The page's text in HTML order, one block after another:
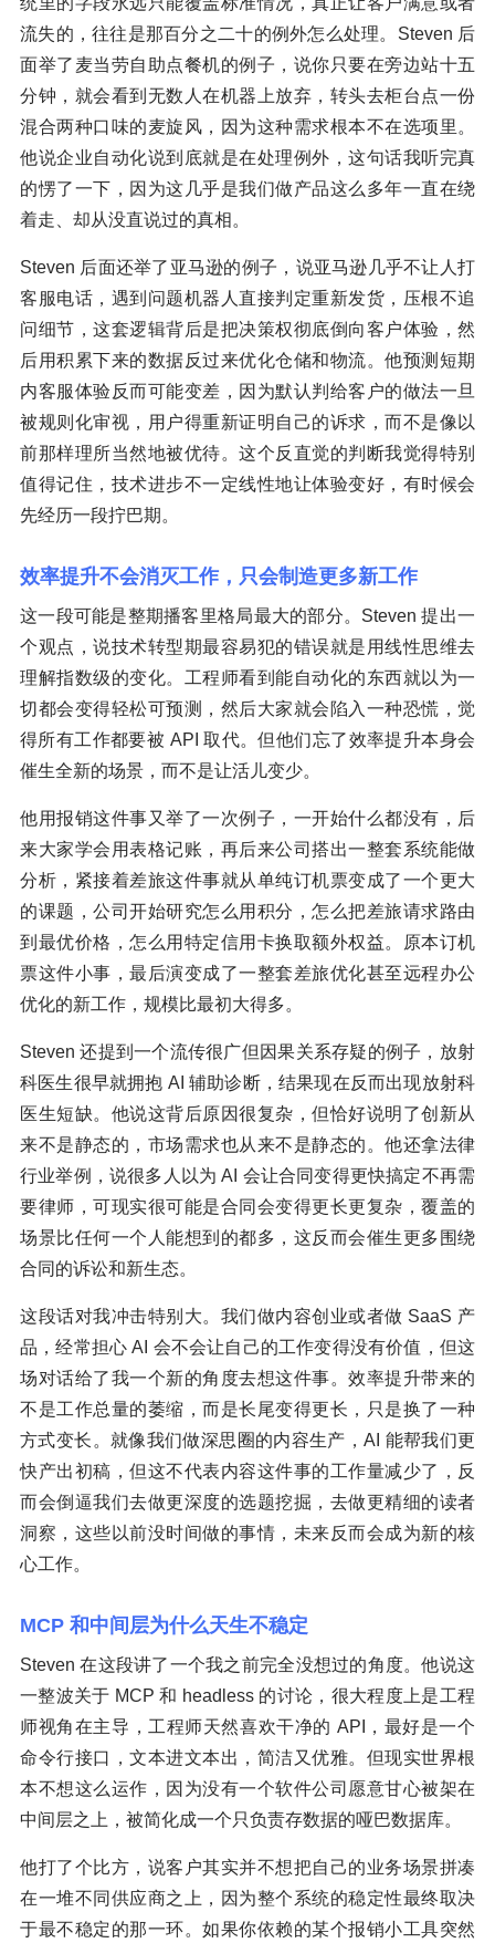
流失的，往往是那百分之二十的例外怎么处理。Steven 后
面举了麦当劳自助点餐机的例子，说你只要在旁边站十五
分钟，就会看到无数人在机器上放弃，转头去柜台点一份
混合两种口味的麦旋风，因为这种需求根本不在选项里。
他说企业自动化说到底就是在处理例外，这句话我听完真
的愣了一下，因为这几乎是我们做产品这么多年一直在绕
着走、却从没直说过的真相。
Steven 后面还举了亚马逊的例子，说亚马逊几乎不让人打
客服电话，遇到问题机器人直接判定重新发货，压根不追
问细节，这套逻辑背后是把决策权彻底倒向客户体验，然
后用积累下来的数据反过来优化仓储和物流。他预测短期
内客服体验反而可能变差，因为默认判给客户的做法一旦
被规则化审视，用户得重新证明自己的诉求，而不是像以
前那样理所当然地被优待。这个反直觉的判断我觉得特别
值得记住，技术进步不一定线性地让体验变好，有时候会
先经历一段拧巴期。
效率提升不会消灭工作，只会制造更多新工作
这一段可能是整期播客里格局最大的部分。Steven 提出一
个观点，说技术转型期最容易犯的错误就是用线性思维去
理解指数级的变化。工程师看到能自动化的东西就以为一
切都会变得轻松可预测，然后大家就会陷入一种恐慌，觉
得所有工作都要被 API 取代。但他们忘了效率提升本身会
催生全新的场景，而不是让活儿变少。
他用报销这件事又举了一次例子，一开始什么都没有，后
来大家学会用表格记账，再后来公司搭出一整套系统能做
分析，紧接着差旅这件事就从单纯订机票变成了一个更大
的课题，公司开始研究怎么用积分，怎么把差旅请求路由
到最优价格，怎么用特定信用卡换取额外权益。原本订机
票这件小事，最后演变成了一整套差旅优化甚至远程办公
优化的新工作，规模比最初大得多。
Steven 还提到一个流传很广但因果关系存疑的例子，放射
科医生很早就拥抱 AI 辅助诊断，结果现在反而出现放射科
医生短缺。他说这背后原因很复杂，但恰好说明了创新从
来不是静态的，市场需求也从来不是静态的。他还拿法律
行业举例，说很多人以为 AI 会让合同变得更快搞定不再需
要律师，可现实很可能是合同会变得更长更复杂，覆盖的
场景比任何一个人能想到的都多，这反而会催生更多围绕
合同的诉讼和新生态。
这段话对我冲击特别大。我们做内容创业或者做 SaaS 产
品，经常担心 AI 会不会让自己的工作变得没有价值，但这
场对话给了我一个新的角度去想这件事。效率提升带来的
不是工作总量的萎缩，而是长尾变得更长，只是换了一种
方式变长。就像我们做深思圈的内容生产，AI 能帮我们更
快产出初稿，但这不代表内容这件事的工作量减少了，反
而会倒逼我们去做更深度的选题挖掘，去做更精细的读者
洞察，这些以前没时间做的事情，未来反而会成为新的核
心工作。
MCP 和中间层为什么天生不稳定
Steven 在这段讲了一个我之前完全没想过的角度。他说这
一整波关于 MCP 和 headless 的讨论，很大程度上是工程
师视角在主导，工程师天然喜欢干净的 API，最好是一个
命令行接口，文本进文本出，简洁又优雅。但现实世界根
本不想这么运作，因为没有一个软件公司愿意甘心被架在
中间层之上，被简化成一个只负责存数据的哑巴数据库。
他打了个比方，说客户其实并不想把自己的业务场景拼凑
在一堆不同供应商之上，因为整个系统的稳定性最终取决
于最不稳定的那一环。如果你依赖的某个报销小工具突然